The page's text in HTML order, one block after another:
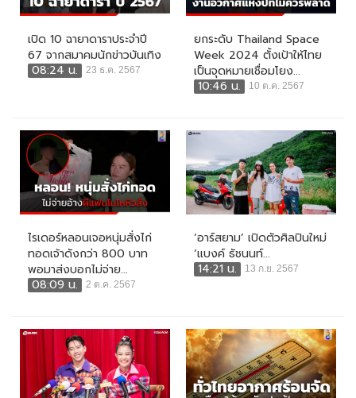
เปิด 10 ฉายาดาราประจำปี
67 จากสมาคมนักข่าวบันเทิง
08:24 น.
23 ธ.ค. 2567
ยกระดับ Thailand Space
Week 2024 ตั้งเป้าให้ไทย
เป็นจุดหมายเชื่อมโยง...
10:46 น.
10 ต.ค. 2567
ไรเดอร์หลอนเจอหนุ่มสั่งไก่
ทอดเจ้าดังกว่า 800 บาท
พอมาส่งบอกไม่จ่าย...
08:09 น.
2 ต.ค. 2567
‘อาร์สยาม’ เปิดตัวศิลปินใหม่
‘แบงค์ ธัชนนท์...
14:21 น.
13 ก.ย. 2567